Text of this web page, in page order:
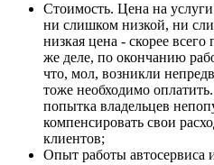
Стоимость. Цена на
ни слишком низкой, ни
низкая цена - скорее
же деле, по окончанию
что, мол, возникли
тоже необходимо
попытка владельцев
компенсировать свои
клиентов;
Опыт работы автосервиса